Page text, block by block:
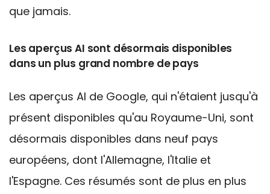
que jamais.
Les aperçus AI sont désormais disponibles
dans un plus grand nombre de pays
Les aperçus AI de Google, qui n'étaient jusqu'à
présent disponibles qu'au Royaume-Uni, sont
désormais disponibles dans neuf pays
européens, dont l'Allemagne, l'Italie et
l'Espagne. Ces résumés sont de plus en plus